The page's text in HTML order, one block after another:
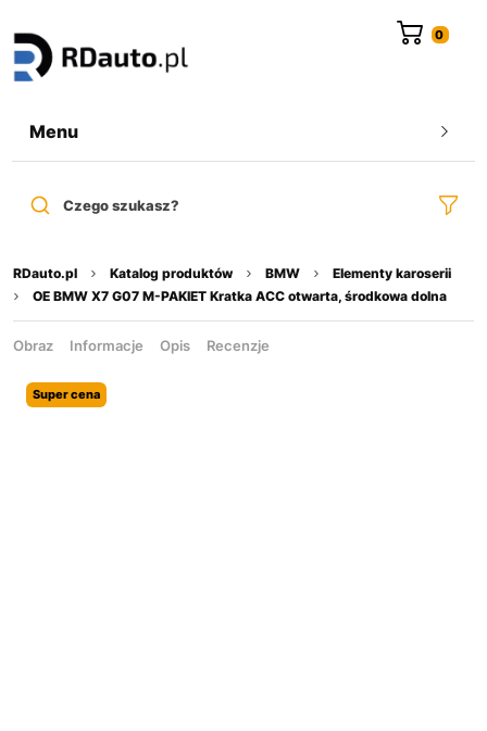
Menu
Czego szukasz?
RDauto.pl Katalog produktów BMW
Elementy karoserii
OE BMW X7 G07 M-PAKIET Kratka ACC otwarta, środkowa dolna
Obraz Informacje Opis Recenzje
Super cena